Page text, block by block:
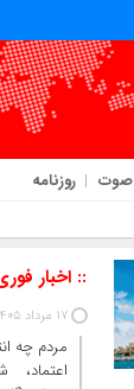
صوت روزنامه
:: اخبار
17 مرداد 1405
مردم چه